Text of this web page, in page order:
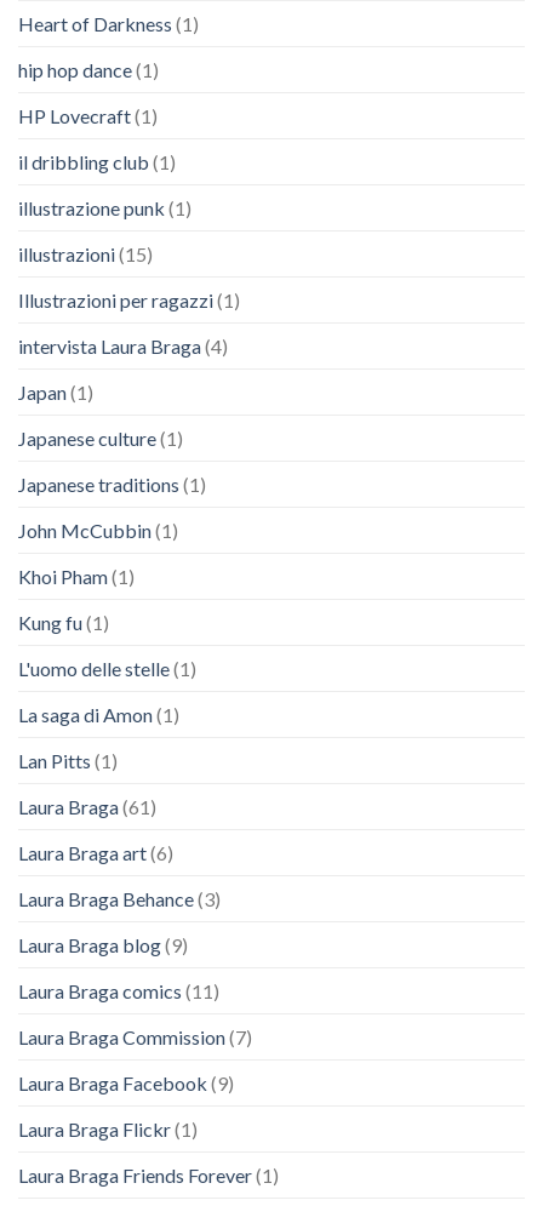
Heart of Darkness (1)
hip hop dance(1)
HP Lovecraft(1)
il dribbling club (1)
illustrazione punk (1)
illustrazioni(15)
Illustrazioni per ragazzi(1)
intervista Laura Braga(4)
Japan(1)
Japanese culture(1)
Japanese traditions (1)
John McCubbin(1)
Khoi Pham(1)
Kung fu(1)
L'uomo delle stelle(1)
La saga di Amon(1)
Lan Pitts (1)
Laura Braga(61)
Laura Braga art(6)
Laura Braga Behance(3)
Laura Braga blog(9)
Laura Braga comics (11)
Laura Braga Commission(7)
Laura Braga Facebook (9)
Laura Braga Flickr(1)
Laura Braga Friends Forever(1)